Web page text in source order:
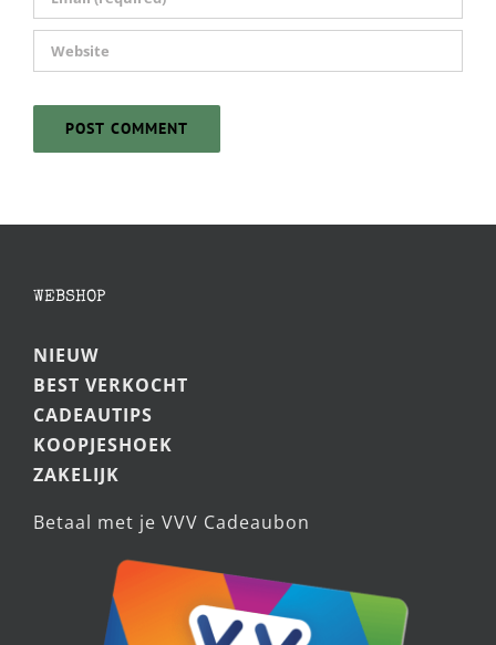
WEBSHOP
NIEUW
BEST VERKOCHT
CADEAUTIPS
KOOPJESHOEK
ZAKELIJK
Betaal met je VVV Cadeaubon